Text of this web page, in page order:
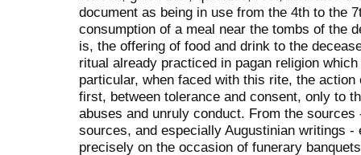
document as being in use from the 4th to the
consumption of a meal near the tombs of the
is, the offering of food and drink to the
ritual already practiced in pagan religion
particular, when faced with this rite, the
first, between tolerance and consent, only to
abuses and unruly conduct. From the
sources, and especially Augustinian writings
precisely on the occasion of funerary